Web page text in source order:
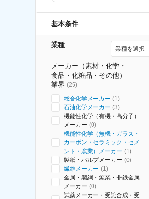
基本条件
業種 業種を選択
メーカー（素材・化学・
食品・化粧品・その他）
業界 (25)
総合化学メーカー (1)
石油化学メーカー (3)
機能性化学（有機・高分子）
メーカー (0)
機能性化学（無機・ガラス・
カーボン・セラミック・セメ
ント・窯業）メーカー (1)
製紙・パルプメーカー (0)
繊維メーカー (1)
金属・製綱・鉱業・非鉄金属
メーカー (0)
試薬メーカー・受託合成・受